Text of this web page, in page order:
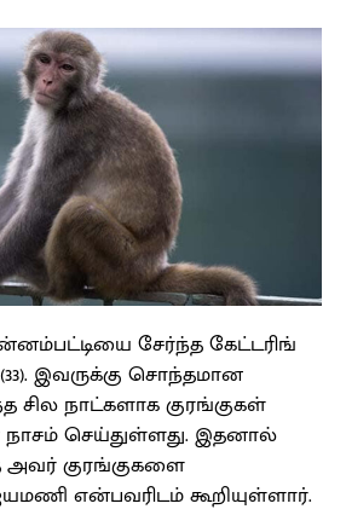
சேர்ந்த கேட்டரிங்
இவருக்கு சொந்தமான
சில நாட்களாக குரங்குகள்
நாசம் செய்துள்ளது. இதனால்
குரங்குகளை
என்பவரிடம் கூறியுள்ளார்.